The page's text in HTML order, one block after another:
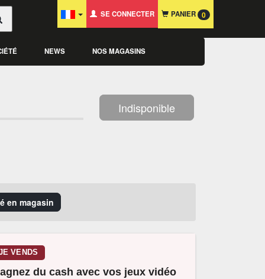
SE CONNECTER PANIER 0
NEWS NOS MAGASINS
Indisponible
en magasin
VENDS
du cash avec vos jeux vidéo